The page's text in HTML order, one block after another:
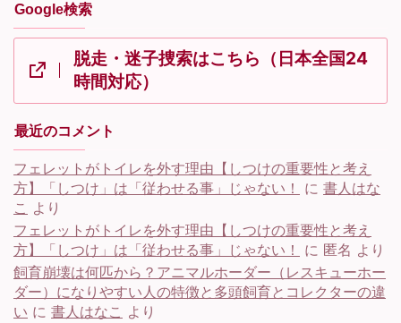
Google検索
脱走・迷子捜索はこちら（日本全国24
時間対応）
最近のコメント
フェレットがトイレを外す理由【しつけの重要性と考え
方】「しつけ」は「従わせる事」じゃない！
に 書人はな
こ より
フェレットがトイレを外す理由【しつけの重要性と考え
方】「しつけ」は「従わせる事」じゃない！
に 匿名 より
飼育崩壊は何匹から？アニマルホーダー（レスキューホー
ダー）になりやすい人の特徴と多頭飼育とコレクターの違
い に 書人はなこ より